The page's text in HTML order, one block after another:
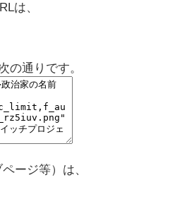
は、
の通りです。
ージ等）は、